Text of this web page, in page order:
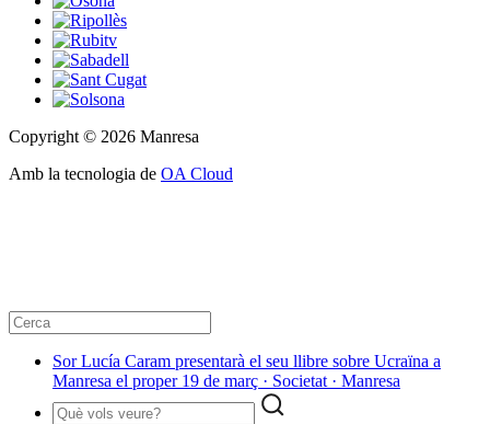
Copyright © 2026 Manresa
Amb la tecnologia de OA Cloud
Sor Lucía Caram presentarà el seu llibre sobre Ucraïna a
Manresa el proper 19 de març · Societat · Manresa